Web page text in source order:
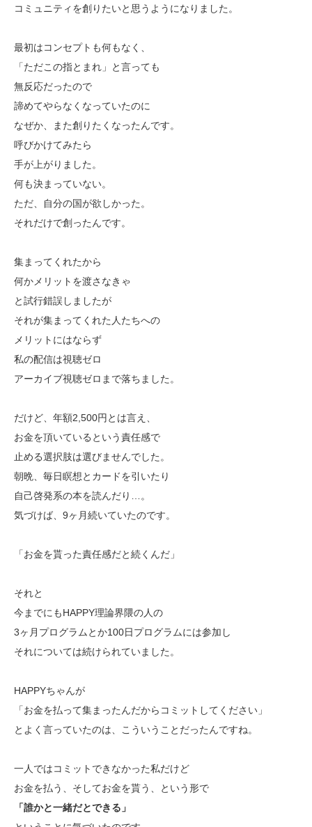
コミュニティを創りたいと思うようになりました。
最初はコンセプトも何もなく、
「ただこの指とまれ」と言っても
無反応だったので
諦めてやらなくなっていたのに
なぜか、また創りたくなったんです。
呼びかけてみたら
手が上がりました。
何も決まっていない。
ただ、自分の国が欲しかった。
それだけで創ったんです。
集まってくれたから
何かメリットを渡さなきゃ
と試行錯誤しましたが
それが集まってくれた人たちへの
メリットにはならず
私の配信は視聴ゼロ
アーカイブ視聴ゼロまで落ちました。
だけど、年額2,500円とは言え、
お金を頂いているという責任感で
止める選択肢は選びませんでした。
朝晩、毎日瞑想とカードを引いたり
自己啓発系の本を読んだり…。
気づけば、9ヶ月続いていたのです。
「お金を貰った責任感だと続くんだ」
それと
今までにもHAPPY理論界隈の人の
3ヶ月プログラムとか100日プログラムには参加し
それについては続けられていました。
HAPPYちゃんが
「お金を払って集まったんだからコミットしてください」
とよく言っていたのは、こういうことだったんですね。
一人ではコミットできなかった私だけど
お金を払う、そしてお金を貰う、という形で
「誰かと一緒だとできる」